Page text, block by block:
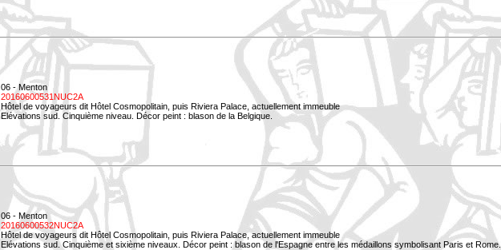
06 - Menton
20160600531NUC2A
Hôtel de voyageurs dit Hôtel Cosmopolitain, puis Riviera Palace, actuellement immeuble
Elévations sud. Cinquième niveau. Décor peint : blason de la Belgique.
06 - Menton
20160600532NUC2A
Hôtel de voyageurs dit Hôtel Cosmopolitain, puis Riviera Palace, actuellement immeuble
Elévations sud. Cinquième et sixième niveaux. Décor peint : blason de l'Espagne entre les médaillons symbolisant Paris et Rome.